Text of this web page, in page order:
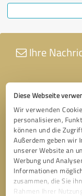
Diese Webseite
Wir verwenden
personalisieren,
können und die
Außerdem geben wir
unserer Website an
Werbung und
Informationen
zusammen, die Sie
Rahmen Ihrer
Ihre